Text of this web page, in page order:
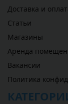
Доставка и
Статьи
Магазины
Аренда
Вакансии
Политика